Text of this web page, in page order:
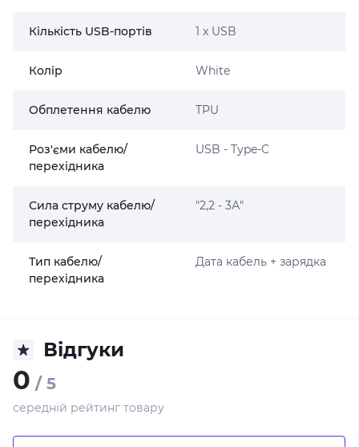
Кількість USB-портів 1 x USB
Колір White
Обплетення кабелю TPU
Роз'єми кабелю/
перехідника
USB - Type-C
Сила струму кабелю/
перехідника
"2,2 - 3А"
Тип кабелю/
перехідника
Дата кабель + зарядка
Відгуки
0 / 5
середній рейтинг товару